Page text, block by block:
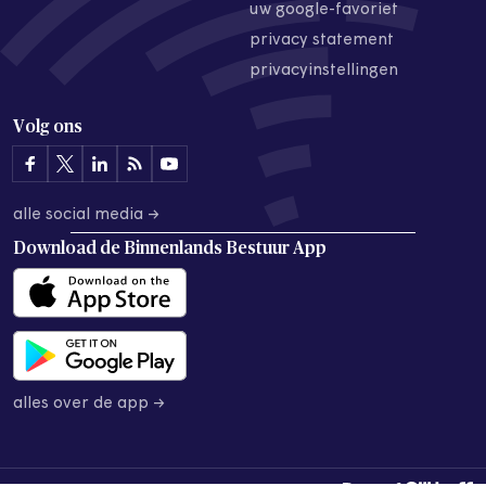
uw google-favoriet
privacy statement
privacyinstellingen
Volg ons
alle social media →
Download de Binnenlands Bestuur App
alles over de app →